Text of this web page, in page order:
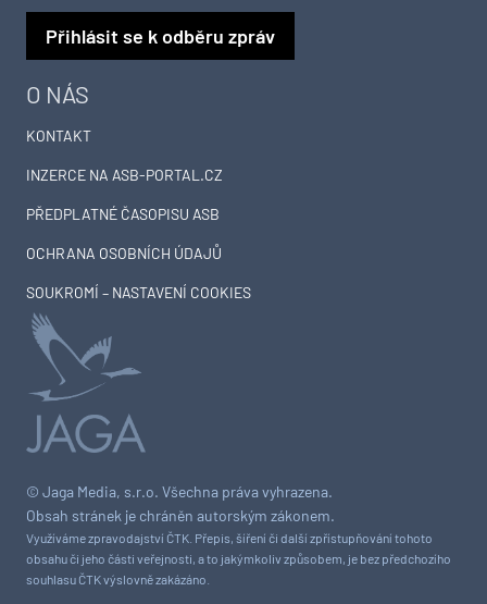
© Jaga Media, s.r.o. Všechna práva vyhrazena.
Obsah stránek je chráněn autorským zákonem.
Využíváme zpravodajství ČTK. Přepis, šíření či další zpřístupňování tohoto
obsahu či jeho části veřejnosti, a to jakýmkoliv způsobem, je bez předchozího
souhlasu ČTK výslovně zakázáno.
O NÁS
KONTAKT
INZERCE NA ASB-PORTAL.CZ
PŘEDPLATNÉ ČASOPISU ASB
OCHRANA OSOBNÍCH ÚDAJŮ
SOUKROMÍ – NASTAVENÍ COOKIES
Přihlásit se k odběru zpráv